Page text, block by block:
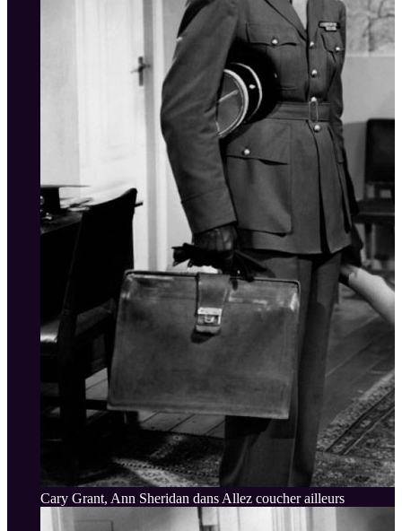
Cary Grant, Ann Sheridan dans Allez coucher ailleurs